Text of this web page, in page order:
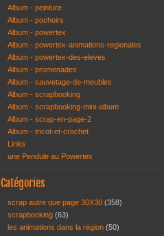
Album - peinture
Album - pochoirs
Album - powertex
Album - powertex-animations-regionales
Album - powertex-des-eleves
Album - promenades
Album - sauvetage-de-meubles
Album - scrapbooking
Album - scrapbooking-mini-album
Album - scrap-en-page-2
Album - tricot-et-crochet
Links
une Pendule au Powertex
Catégories
scrap autre que page 30X30 (358)
scrapbooking (63)
les animations dans la région (50)